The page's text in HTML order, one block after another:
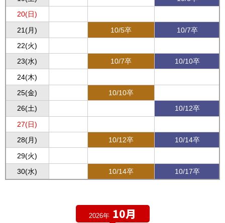
20(日)
21(月)
10/5卒
10/7卒
22(火)
23(水)
10/7卒
10/10卒
24(木)
25(金)
10/10卒
26(土)
10/12卒
27(日)
28(月)
10/12卒
10/14卒
29(火)
30(水)
10/14卒 10/17卒
2026年 10月